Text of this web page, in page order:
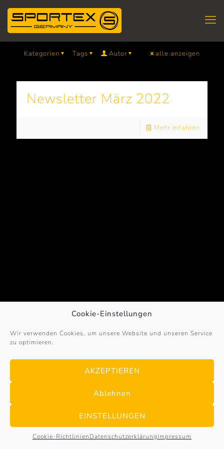
Cookie-Einstellungen
Wir verwenden Cookies, um unsere Website und unseren Service
zu optimieren.
AKZEPTIEREN
Ablehnen
EINSTELLUNGEN
Cookie-RichtlinienDatenschutzerklärungImpressum
Kategorien Tags Autor alle anzeigen
Newsletter März 2022
Mehr erfahren
© 2017 – 2026Sportex-Germany. All Rights
Reserved. | powered byBayer & Borgolte GbR
Newsletter-Anmeldung